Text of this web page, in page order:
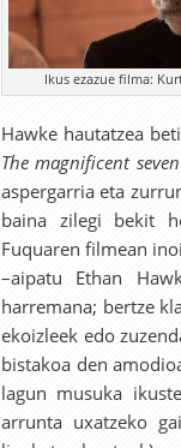
Ikus ezazue filma:
Hawke hautatzea
The magnificent seven
aspergarria eta
baina zilegi bekit
Fuquaren filmean
–aipatu Ethan
harremana; bertze
ekoizleek edo
bistakoa den
lagun musuka
arrunta uxatzeko